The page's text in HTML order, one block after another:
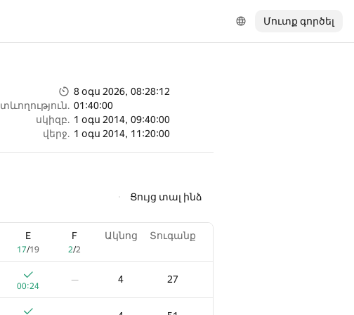
Մուտք գործել
8 օգս 2026, 08:28:12
տևողություն. 01:40:00
սկիզբ. 1 օգս 2014, 09:40:00
վերջ. 1 օգս 2014, 11:20:00
Ցույց տալ ինձ
E
17/19
F
2/2
Ակնոց Տուգանք
00:24
— 4 27